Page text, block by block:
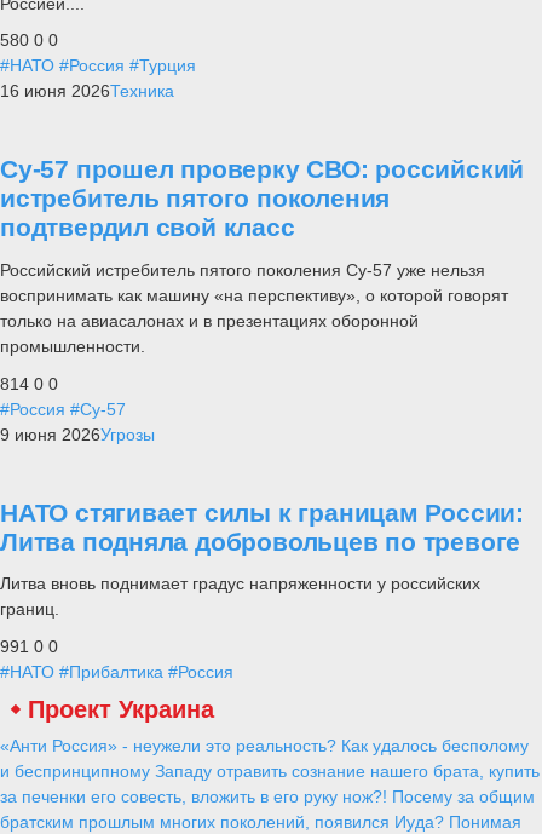
580 0 0
#НАТО #Россия #Турция
16 июня 2026Техника
Су-57 прошел проверку СВО: российский
истребитель пятого поколения
подтвердил свой класс
Российский истребитель пятого поколения Су-57 уже нельзя
воспринимать как машину «на перспективу», о которой говорят
только на авиасалонах и в презентациях оборонной
промышленности.
814 0 0
#Россия #Су-57
9 июня 2026Угрозы
НАТО стягивает силы к границам России:
Литва подняла добровольцев по тревоге
Литва вновь поднимает градус напряженности у российских
границ.
991 0 0
#НАТО #Прибалтика #Россия
Проект Украина
«Анти Россия» - неужели это реальность? Как удалось бесполому
и беспринципному Западу отравить сознание нашего брата, купить
за печенки его совесть, вложить в его руку нож?! Посему за общим
братским прошлым многих поколений, появился Иуда? Понимая